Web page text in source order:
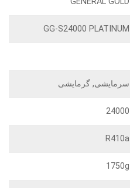
GG-S24000 PLATINUM
سرمایشی, گرمایشی
24000
R410a
1750g